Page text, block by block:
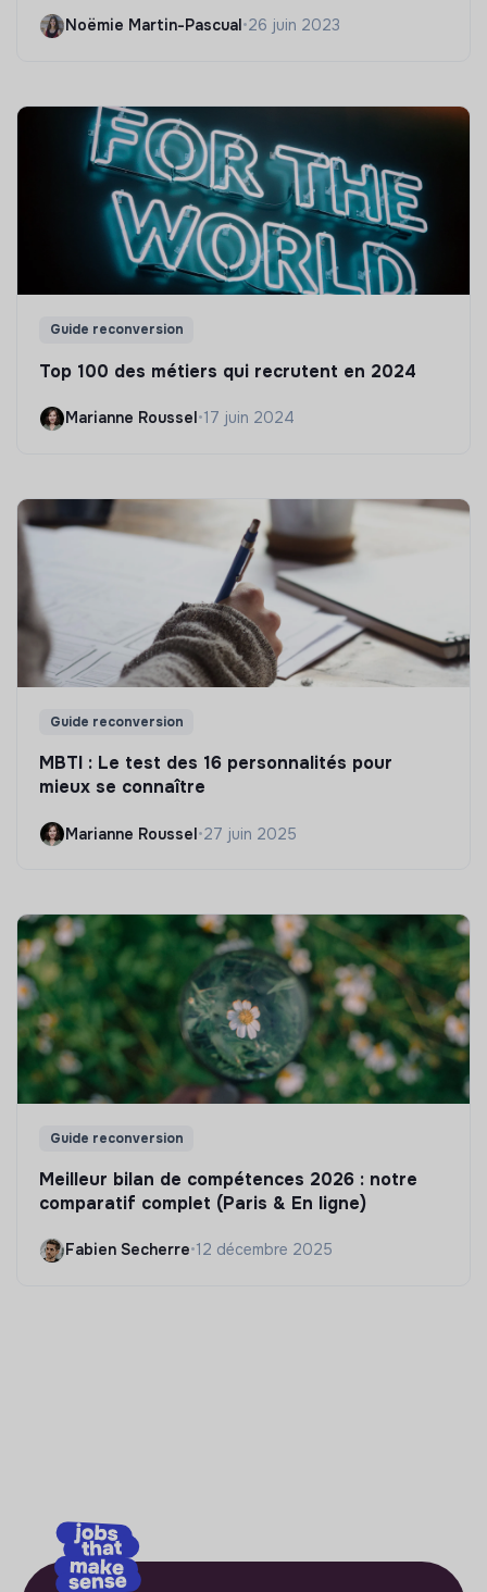
Noëmie Martin-Pascual •26 juin 2023
Guide reconversion
Top 100 des métiers qui recrutent en 2024
Marianne Roussel•17 juin 2024
Guide reconversion
MBTI : Le test des 16 personnalités pour
mieux se connaître
Marianne Roussel•27 juin 2025
Guide reconversion
Meilleur bilan de compétences 2026 : notre
comparatif complet (Paris & En ligne)
Fabien Secherre•12 décembre 2025